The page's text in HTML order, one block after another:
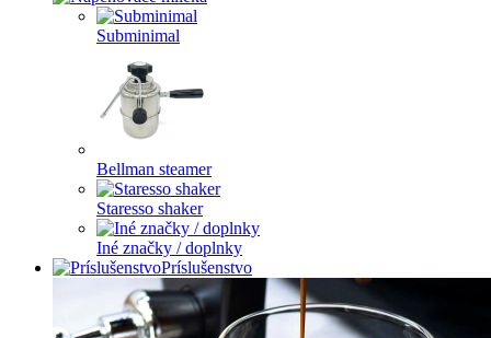
Subminimal
Bellman steamer
Staresso shaker
Iné značky / doplnky
Príslušenstvo